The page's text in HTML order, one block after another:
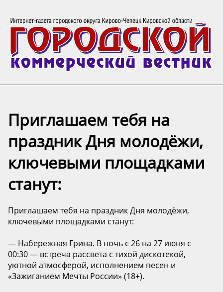
Приглашаем тебя на
праздник Дня молодёжи,
ключевыми площадками
станут:
Приглашаем тебя на праздник Дня молодёжи,
ключевыми площадками станут:
— Набережная Грина. В ночь с 26 на 27 июня с
00:30 — встреча рассвета с тихой дискотекой,
уютной атмосферой, исполнением песен и
«Зажиганием Мечты России» (18+).